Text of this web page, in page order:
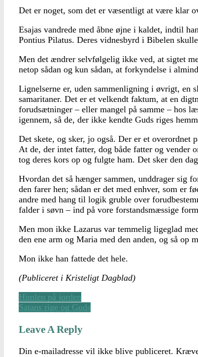
Det er noget, som det er væsentligt at være klar
Esajas vandrede med åbne øjne i kaldet, indtil
Pontius Pilatus. Deres vidnesbyrd i Bibelen
Men det ændrer selvfølgelig ikke ved, at sigtet
netop sådan og kun sådan, at forkyndelse i
Lignelserne er, uden sammenligning i øvrigt, en
samaritaner. Det er et velkendt faktum, at en
forudsætninger – eller mangel på samme – hos
igennem, så de, der ikke kendte Guds riges
Det skete, og sker, jo også. Der er et overordnet
At de, der intet fatter, dog både fatter og vender
tog deres kors op og fulgte ham. Det sker den
Hvordan det så hænger sammen, unddrager sig
den farer hen; sådan er det med enhver, som er
andre med hang til logik gruble over
falder i søvn – ind på vore forstandsmæssige
Men mon ikke Lazarus var temmelig ligeglad
den ene arm og Maria med den anden, og så op
Mon ikke han fattede det hele.
(Publiceret i Kristeligt Dagblad)
Himlen på jorden
Satans rige og Guds
Leave A Reply
Din e-mailadresse vil ikke blive publiceret.